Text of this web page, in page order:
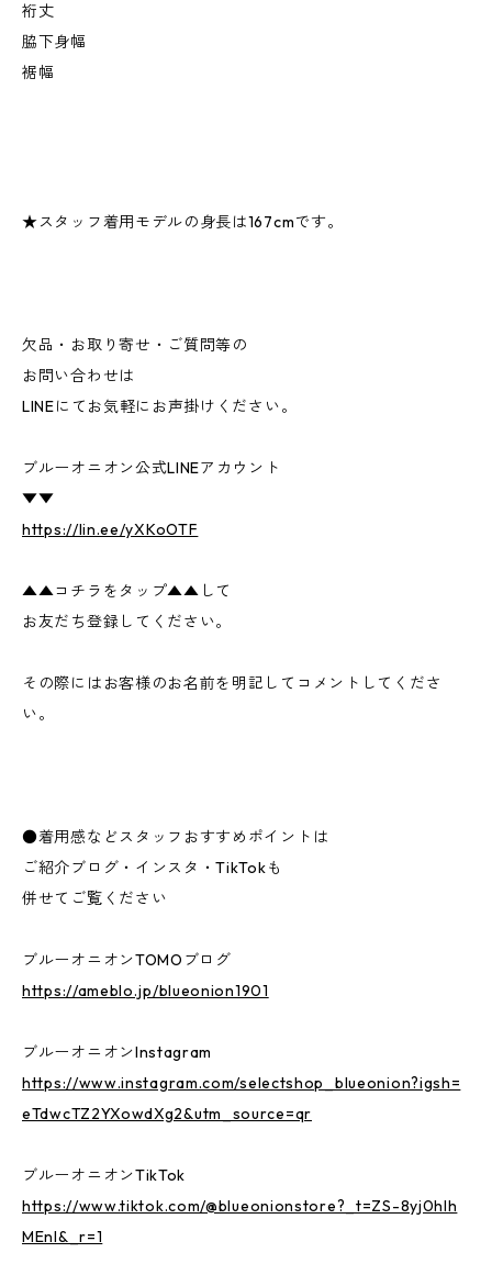
裄丈
脇下身幅
裾幅
★スタッフ着用モデルの身長は167cmです。
欠品・お取り寄せ・ご質問等の
お問い合わせは
LINEにてお気軽にお声掛けください。
ブルーオニオン公式LINEアカウント
▼▼
https://lin.ee/yXKoOTF
▲▲コチラをタップ▲▲して
お友だち登録してください。
その際にはお客様のお名前を明記してコメントしてくださ
い。
●着用感などスタッフおすすめポイントは
ご紹介ブログ・インスタ・TikTokも
併せてご覧ください
ブルーオニオンTOMOブログ
https://ameblo.jp/blueonion1901
ブルーオニオンInstagram
https://www.instagram.com/selectshop_blueonion?igsh=
eTdwcTZ2YXowdXg2&utm_source=qr
ブルーオニオンTikTok
https://www.tiktok.com/@blueonionstore?_t=ZS-8yj0hlh
MEnI&_r=1